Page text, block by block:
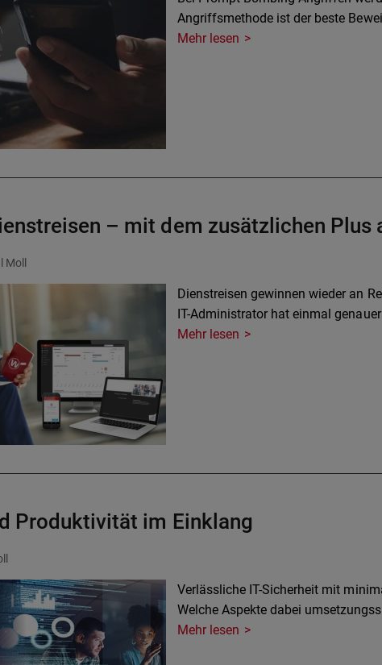
Angriffsmethode ist der beste
Mehr lesen
– mit dem zusätzlichen Plus
Moll
Dienstreisen gewinnen wieder an
IT-Administrator hat einmal
Mehr lesen
Produktivität im Einklang
Verlässliche IT-Sicherheit mit
Welche Aspekte dabei
Mehr lesen